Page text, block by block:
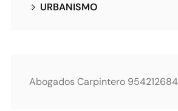
URBANISMO
Abogados Carpintero 954212684